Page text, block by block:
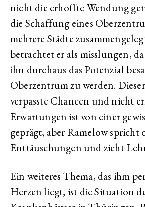
nicht die erhoffte Wendung
die Schaffung eines
mehrere Städte
betrachtet er als misslungen,
ihn durchaus das Potenzial
Oberzentrum zu werden.
verpasste Chancen und nicht
Erwartungen ist von einer
geprägt, aber Ramelow spricht
Enttäuschungen und zieht
Ein weiteres Thema, das ihm
Herzen liegt, ist die Situation